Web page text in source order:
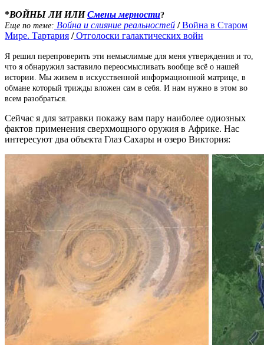
*ВОЙНЫ ЛИ ИЛИСмены мерности?
Еще по теме: Война и слияние реальностей /Война в Старом
Мире. Тартария /Отголоски галактических войн
Я решил перепроверить эти немыслимые для меня утверждения и то,
что я обнаружил заставило переосмысливать вообще всё о нашей
истории. Мы живем в искусственной информационной матрице, в
обмане который трижды вложен сам в себя. И нам нужно в этом во
всем разобраться.
Сейчас я для затравки покажу вам пару наиболее одиозных
фактов применения сверхмощного оружия в Африке. Нас
интересуют два объекта Глаз Сахары и озеро Виктория: